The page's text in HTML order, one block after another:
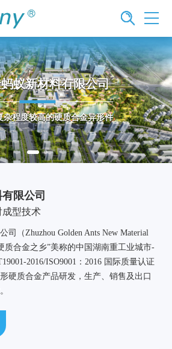
蚁新材料有限公司
杂程度较高的硬质合金异形件
限公司
成型技术
司（Zhuzhou Golden Ants New Material
质合金之乡”美称的中国湖南重工业城市-
2016/ISO9001：2016 国际质量认证
硬质合金产品研发，生产、销售及出口